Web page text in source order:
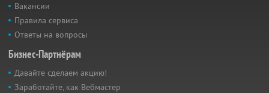
Вакансии
Правила сервиса
Ответы на вопросы
Бизнес-Партнёрам
Давайте сделаем акцию!
Заработайте, как Вебмастер